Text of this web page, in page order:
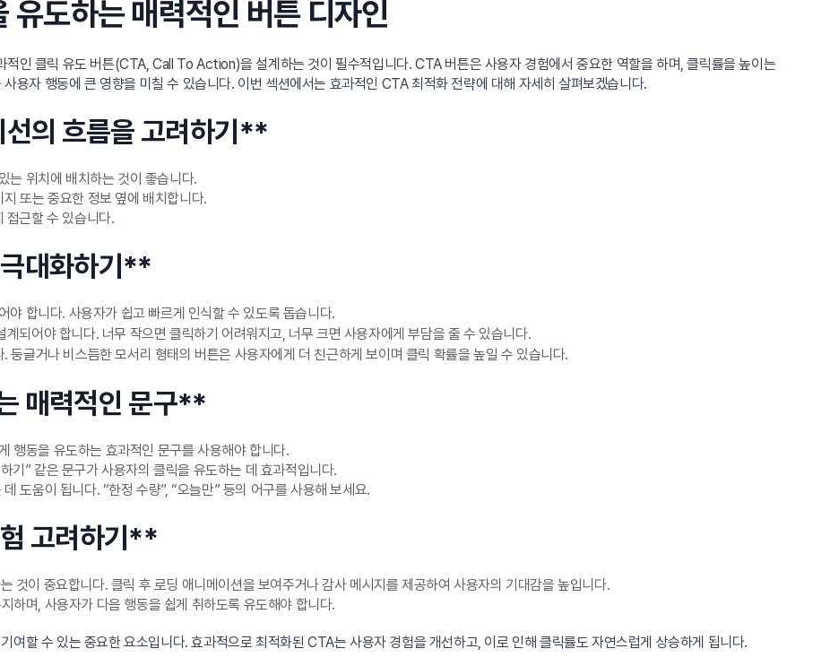
도하는 매력적인 버튼 디자인
적인 클릭 유도 버튼(CTA, Call To Action)을 설계하는 것이 필수적입니다. CTA 버튼은 사용자 경험에서 중요한 역할을 하며, 클릭률을 높이는
용자 행동에 큰 영향을 미칠 수 있습니다. 이번 섹션에서는 효과적인 CTA 최적화 전략에 대해 자세히 살펴보겠습니다.
의 흐름을 고려하기**
는 위치에 배치하는 것이 좋습니다.
또는 중요한 정보 옆에 배치합니다.
접근할 수 있습니다.
대화하기**
합니다. 사용자가 쉽고 빠르게 인식할 수 있도록 돕습니다.
되어야 합니다. 너무 작으면 클릭하기 어려워지고, 너무 크면 사용자에게 부담을 줄 수 있습니다.
둥글거나 비스듬한 모서리 형태의 버튼은 사용자에게 더 친근하게 보이며 클릭 확률을 높일 수 있습니다.
매력적인 문구**
행동을 유도하는 효과적인 문구를 사용해야 합니다.
기” 같은 문구가 사용자의 클릭을 유도하는 데 효과적입니다.
도움이 됩니다. “한정 수량”, “오늘만” 등의 어구를 사용해 보세요.
고려하기**
것이 중요합니다. 클릭 후 로딩 애니메이션을 보여주거나 감사 메시지를 제공하여 사용자의 기대감을 높입니다.
하며, 사용자가 다음 행동을 쉽게 취하도록 유도해야 합니다.
여할 수 있는 중요한 요소입니다. 효과적으로 최적화된 CTA는 사용자 경험을 개선하고, 이로 인해 클릭률도 자연스럽게 상승하게 됩니다.